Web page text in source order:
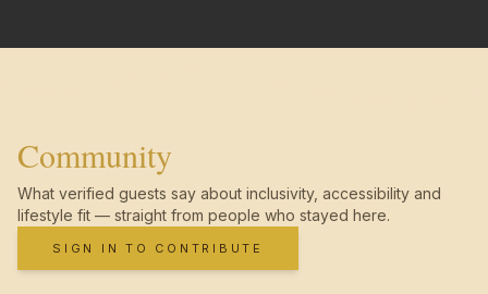
Community
What verified guests say about inclusivity, accessibility and
lifestyle fit — straight from people who stayed here.
SIGN IN TO CONTRIBUTE